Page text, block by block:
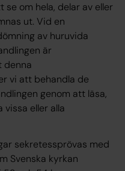
om hela, delar av eller
ut. Vid en
av huruvida
är
denna
vi att behandla de
genom att läsa,
eller alla
sekretessprövas med
Svenska kyrkan